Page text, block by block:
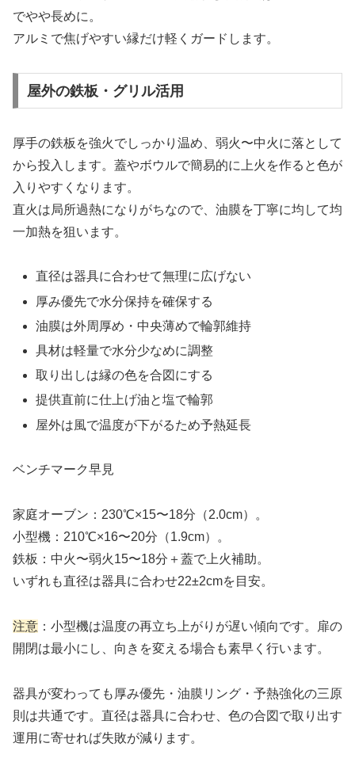
でやや長めに。
アルミで焦げやすい縁だけ軽くガードします。
屋外の鉄板・グリル活用
厚手の鉄板を強火でしっかり温め、弱火〜中火に落として
から投入します。蓋やボウルで簡易的に上火を作ると色が
入りやすくなります。
直火は局所過熱になりがちなので、油膜を丁寧に均して均
一加熱を狙います。
直径は器具に合わせて無理に広げない
厚み優先で水分保持を確保する
油膜は外周厚め・中央薄めで輪郭維持
具材は軽量で水分少なめに調整
取り出しは縁の色を合図にする
提供直前に仕上げ油と塩で輪郭
屋外は風で温度が下がるため予熱延長
ベンチマーク早見
家庭オーブン：230℃×15〜18分（2.0cm）。
小型機：210℃×16〜20分（1.9cm）。
鉄板：中火〜弱火15〜18分＋蓋で上火補助。
いずれも直径は器具に合わせ22±2cmを目安。
注意 ：小型機は温度の再立ち上がりが遅い傾向です。扉の
開閉は最小にし、向きを変える場合も素早く行います。
器具が変わっても厚み優先・油膜リング・予熱強化の三原
則は共通です。直径は器具に合わせ、色の合図で取り出す
運用に寄せれば失敗が減ります。